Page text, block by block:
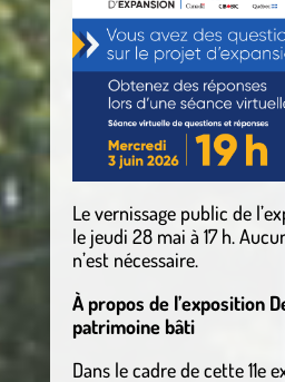
Le vernissage public de
le jeudi 28 mai à 17 h.
n’est nécessaire.
À propos de l’exposition
patrimoine bâti
Dans le cadre de cette 11e